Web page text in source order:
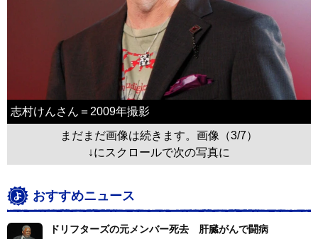
志村けんさん＝2009年撮影
まだまだ画像は続きます。画像（3/7）
↓にスクロールで次の写真に
おすすめニュース
ドリフターズの元メンバー死去 肝臓がんで闘病